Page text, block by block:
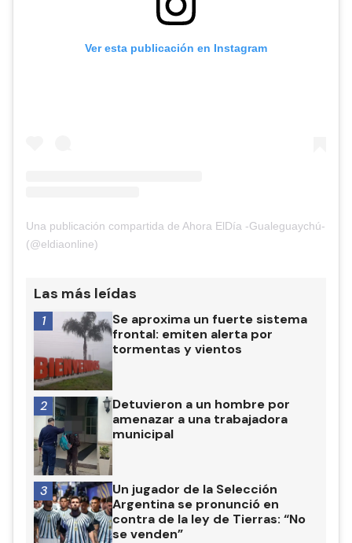
Ver esta publicación en Instagram
Una publicación compartida de Ahora ElDía -Gualeguaychú-
(@eldiaonline)
Las más leídas
Se aproxima un fuerte sistema
frontal: emiten alerta por
tormentas y vientos
1
Detuvieron a un hombre por
amenazar a una trabajadora
municipal
2
Un jugador de la Selección
Argentina se pronunció en
contra de la ley de Tierras: “No
se venden”
3